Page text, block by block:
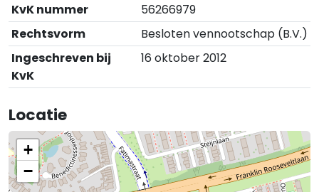
KvK nummer
56266979
Rechtsvorm
Besloten vennootschap (B.V.)
Ingeschreven bij
KvK
16 oktober 2012
Locatie
+
−